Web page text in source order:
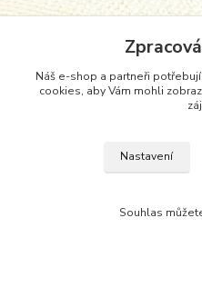
Zboží zařazeno v
Punčocháče, silonky, ponožky
Náš e-shop a partneři potřebují
cookies, aby Vám mohli
Nastavení
Souhlas